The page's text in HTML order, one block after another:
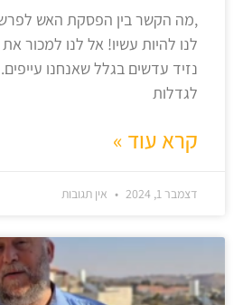
,מה הקשר בין הפסקת האש
לנו להיות עשיו! אל לנו למכור
נזיד עדשים בגלל שאנחנו
לגדלות
קרא עוד »
דצמבר 1, 2024 אין תגובות